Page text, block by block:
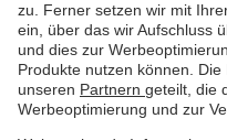
zu. Ferner setzen wir mit
ein, über das wir Aufschluss
und dies zur
Produkte nutzen können.
unseren Partnern geteilt, die
Werbeoptimierung und zur